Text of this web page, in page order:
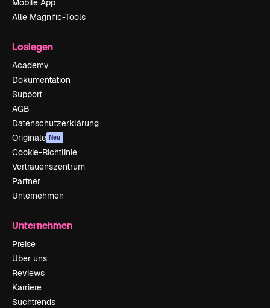
Mobile App
Alle Magnific-Tools
Loslegen
Academy
Dokumentation
Support
AGB
Datenschutzerklärung
Originale Neu
Cookie-Richtlinie
Vertrauenszentrum
Partner
Unternehmen
Unternehmen
Preise
Über uns
Reviews
Karriere
Suchtrends